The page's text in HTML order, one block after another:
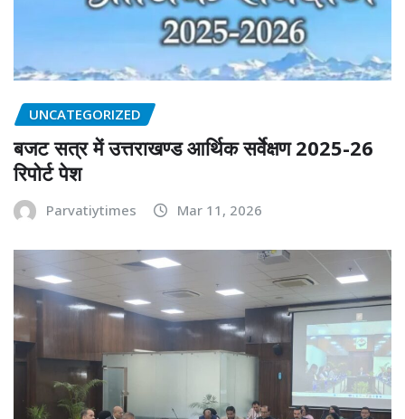
UNCATEGORIZED
बजट सत्र में उत्तराखण्ड आर्थिक सर्वेक्षण 2025-26
रिपोर्ट पेश
Parvatiytimes Mar 11, 2026